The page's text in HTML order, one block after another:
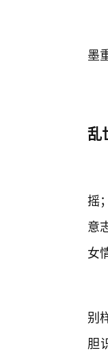
墨
乱
摇
意
女
别
胆